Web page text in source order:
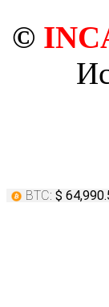
©
BTC: $